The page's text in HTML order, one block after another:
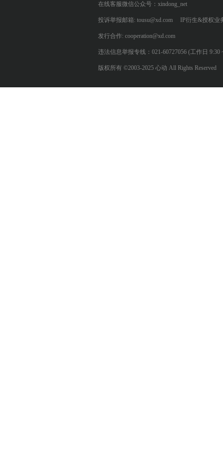
在线客服微信公众号：xindong_net
投诉举报邮箱: tousu@xd.com IP衍生&授权业
发行合作: cooperation@xd.com
违法信息举报专线：021-60727056 (工作日 9:30
版权所有 ©2003-2025 心动 All Rights Reserved